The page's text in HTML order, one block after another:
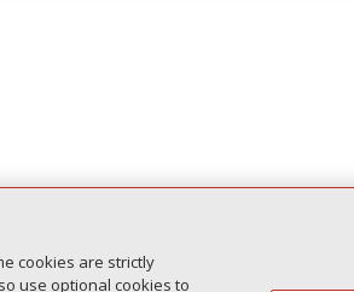
cookies are strictly
use optional cookies to